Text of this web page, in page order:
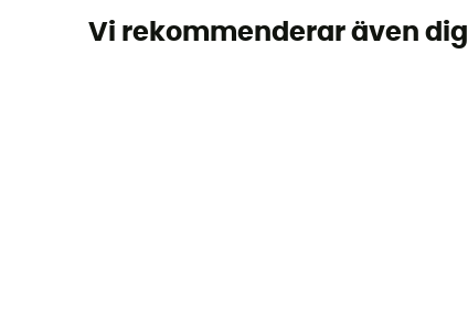
Vi rekommenderar även dig